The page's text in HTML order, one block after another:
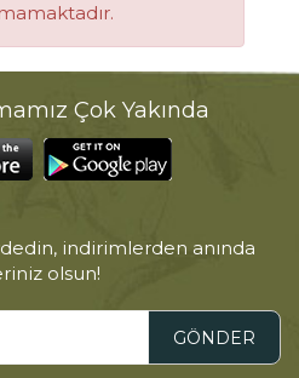
Çok Yakında
indirimlerden anında
olsun!
GÖNDER